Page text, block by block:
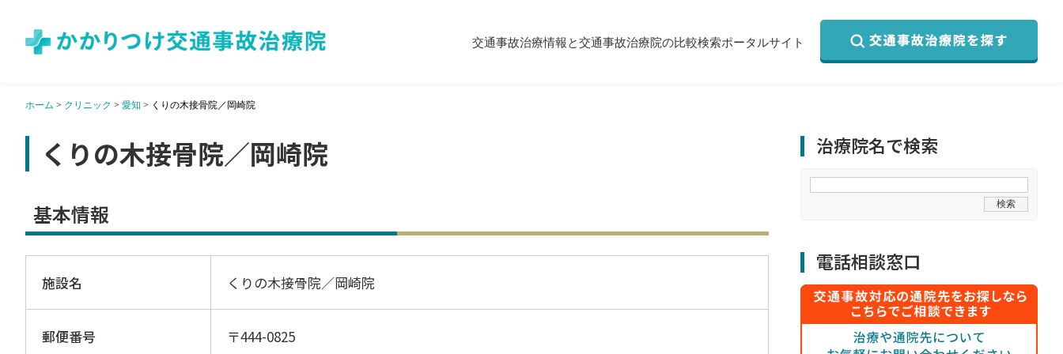
交通事故治療情報と交通事故治療院の比較検索ポータルサイト
ホーム > クリニック > 愛知 > くりの木接骨院／岡崎院
くりの木接骨院／岡崎院
基本情報
施設名 くりの木接骨院／岡崎院
郵便番号 〒444-0825
治療院名で検索
電話相談窓口